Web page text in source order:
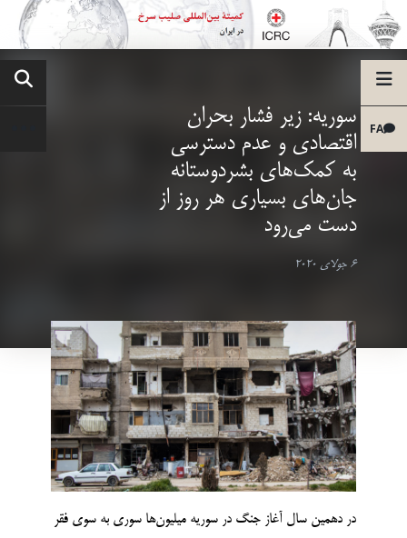
FA
سوریه: زیر فشار بحران
اقتصادی و عدم دسترسی
به کمک‌های بشردوستانه
جان‌های بسیاری هر روز از
دست می‌رود
6 جولای 2020
در دهمین سال آغاز جنگ در سوریه میلیون‌ها سوری به سوی فقر